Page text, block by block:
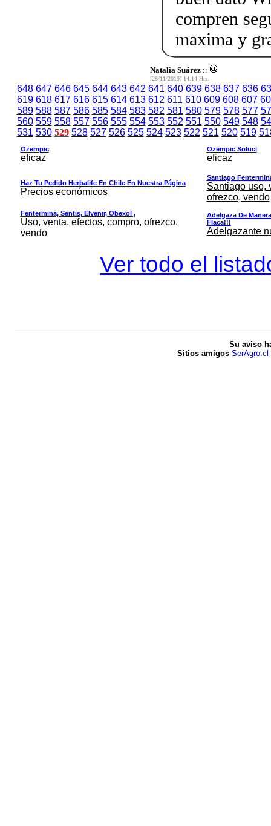
compren
maxima y
Natalia Suárez::
[28/11/2019] 14:14 Hrs.
648 647 646 645 644 643 642 641 640 639 638 637 636
619 618 617 616 615 614 613 612 611 610 609 608 607
589 588 587 586 585 584 583 582 581 580 579 578 577
560 559 558 557 556 555 554 553 552 551 550 549 548
531 530 529 528 527 526 525 524 523 522 521 520 519
Ozempic
eficaz
Ozempic Soluci
eficaz
Haz Tu Pedido Herbalife En Chile En Nuestra Página
Precios económicos
Santiago
Santiago uso,
ofrezco, vendo
Fentermina, Sentis, Elvenir, Obexol ,
Uso, venta, efectos, compro, ofrezco,
vendo
Adelgaza De
Flaca!!!
Adelgazante
Ver todo el
Su aviso
Sitios amigos SerAgro.cl